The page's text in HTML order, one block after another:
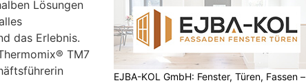
Lösungen
das Erlebnis.
TM7
EJBA-KOL GmbH: Fenster, Türen, Fassen –